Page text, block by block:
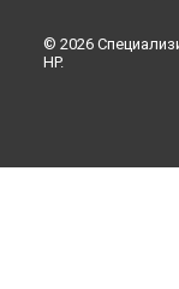
© 2026
HP.